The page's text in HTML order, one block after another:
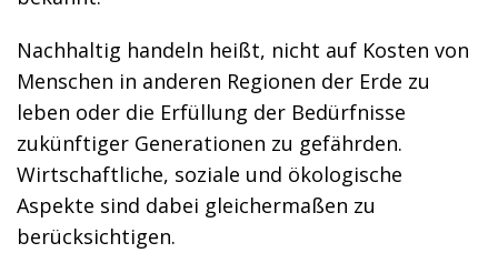
Nachhaltig handeln heißt, nicht auf Kosten von
Menschen in anderen Regionen der Erde zu
leben oder die Erfüllung der Bedürfnisse
zukünftiger Generationen zu gefährden.
Wirtschaftliche, soziale und ökologische
Aspekte sind dabei gleichermaßen zu
berücksichtigen.